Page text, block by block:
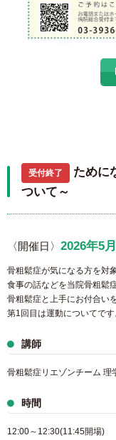
受付終了
ために
ついて～
〈開催日〉 2026年5
骨粗鬆症が気になる方を対
食事の話などを当院骨粗鬆
骨粗鬆症と上手にお付合い
第1回目は運動についてです
講師
骨粗鬆症リエゾンチーム 理
時間
12:00～12:30(11:45開場)